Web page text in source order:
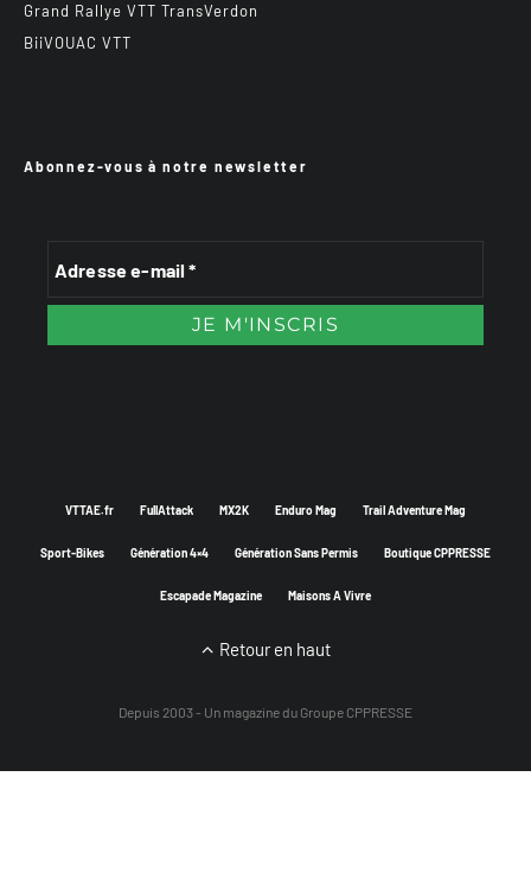
Grand Rallye VTT TransVerdon
BiiVOUAC VTT
Abonnez-vous à notre newsletter
VTTAE.fr FullAttack MX2K Enduro Mag Trail Adventure Mag
Sport-Bikes Génération 4×4 Génération Sans Permis Boutique CPPRESSE
Escapade Magazine Maisons A Vivre
Retour en haut
Depuis 2003 - Un magazine du Groupe CPPRESSE